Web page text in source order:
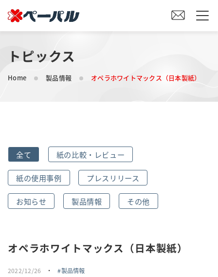
HOME
初めての方へ
会社案内
事業内容
トピックス
Home 製品情報 オペラホワイトマックス（日本製紙）
全て 紙の比較・レビュー
紙の使用事例 プレスリリース
お知らせ 製品情報 その他
オペラホワイトマックス（日本製紙）
2022/12/26 ・ 製品情報